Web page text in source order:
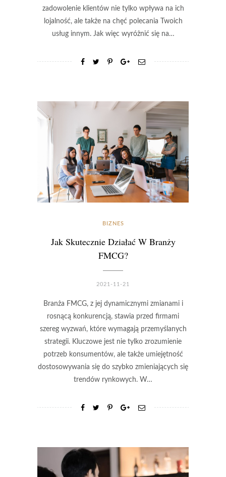
zadowolenie klientów nie tylko wpływa na ich
lojalność, ale także na chęć polecania Twoich
usług innym. Jak więc wyróżnić się na…
BIZNES
Jak Skutecznie Działać W Branży
FMCG?
2021-11-21
Branża FMCG, z jej dynamicznymi zmianami i
rosnącą konkurencją, stawia przed firmami
szereg wyzwań, które wymagają przemyślanych
strategii. Kluczowe jest nie tylko zrozumienie
potrzeb konsumentów, ale także umiejętność
dostosowywania się do szybko zmieniających się
trendów rynkowych. W…